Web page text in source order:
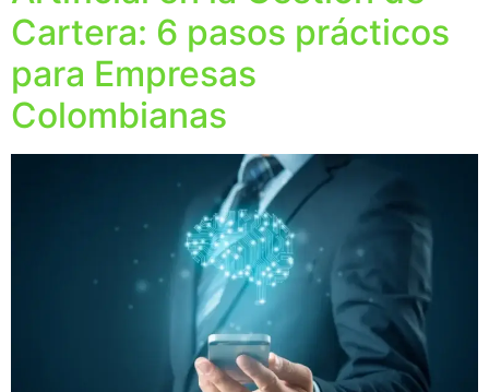
Cartera: 6 pasos prácticos
para Empresas
Colombianas